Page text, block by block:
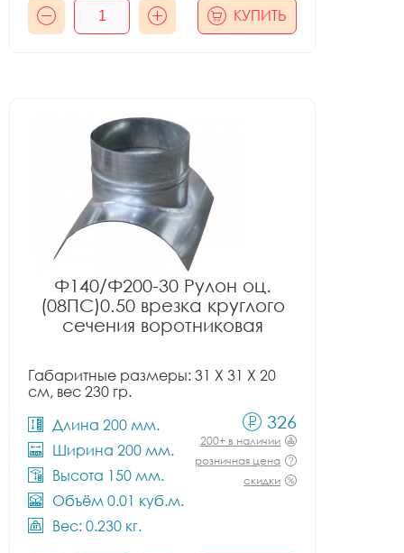
КУПИТЬ
Ф140/Ф200-30 Рулон оц.
(08ПС)0.50 врезка круглого
сечения воротниковая
Габаритные размеры: 31 X 31 X 20
см, вес 230 гр.
Длина 200 мм.
Ширина 200 мм.
Высота 150 мм.
Объём 0.01 куб.м.
Вес: 0.230 кг.
326
200+ в наличии
розничная цена
скидки